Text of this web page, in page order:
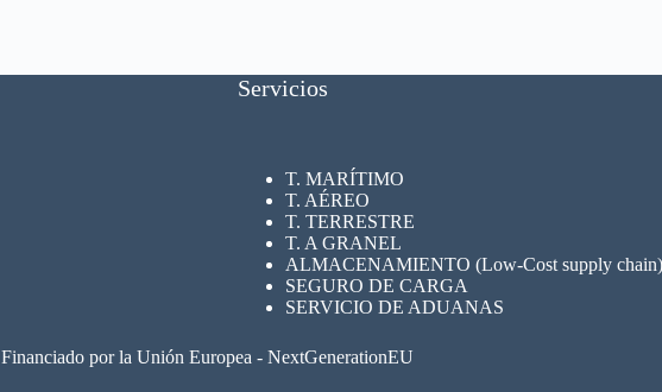
Servicios
T. MARÍTIMO
T. AÉREO
T. TERRESTRE
T. A GRANEL
ALMACENAMIENTO (Low-Cost supply chain)
SEGURO DE CARGA
SERVICIO DE ADUANAS
Financiado por la Unión Europea - NextGenerationEU